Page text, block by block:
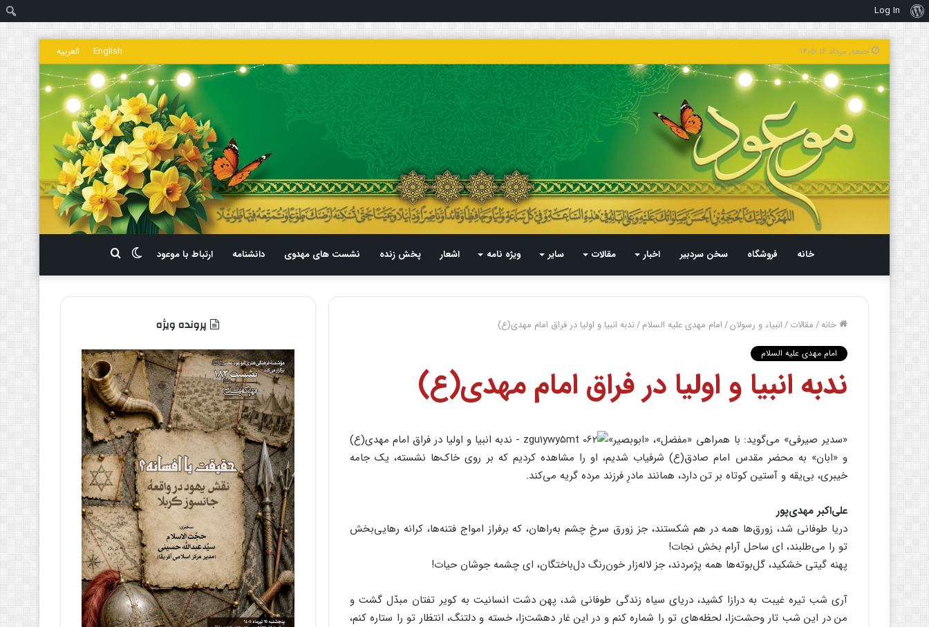
درباره
وردپرس
Log In
جمعه, مرداد ۱۶ ۱۴۰۵ English العربیه
خانه فروشگاه سخن سردبیر اخبار مقالات سایر ویژه نامه اشعار پخش زنده نشست های مهدوی دانشنامه ارتباط با موعود
برای
تغییر
پوسته
خانه/مقالات/انبیاء و رسولان/امام مهدی علیه السلام/ندبه انبیا و اولیا در فراق امام مهدی(ع)
امام مهدی علیه السلام
ندبه انبیا و اولیا در فراق امام مهدی(ع)
«سدیر صیرفی» می‌گوید: با همراهی «مفضل»، «ابوبصیر»
و «ابان» به محضر مقدس امام صادق(ع) شرفیاب شدیم، او را مشاهده کردیم که بر روی خاک‌ها نشسته، یک جامه
خیبری، بی‌یقه و آستین کوتاه بر تن دارد، همانند مادرِ فرزند مرده گریه می‌کند.
علی‌اکبر مهدی‌پور
دریا طوفانی شد، زورق‌ها همه در هم شکستند، جز زورق سرخِ چشم به‌راهان، که برفراز امواج فتنه‌ها، کرانه رهایی‌بخش
تو را می‌طلبند، ای ساحل آرام بخش نجات!
پهنه گیتی خشکید، گل‌بوته‌ها همه پژمردند، جز لاله‌زار خون‌رنگ دل‌باختگان، ای چشمه جوشان حیات!
آری شب تیره غیبت به درازا کشید، دریای سیاه زندگی طوفانی شد، پهن دشت انسانیت به کویر تفتان مبدّل گشت و
من در این شب تار وحشت‌زا، لحظه‌های تو را شماره کنم و در این غار دهشت‌زا، خسته و دلتنگ، انتظار تو را ستاره کنم،
پرونده ویژه